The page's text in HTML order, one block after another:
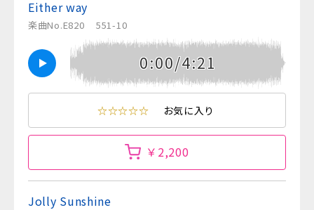
Either way
楽曲No.E820 551-10
0:00/4:21
☆☆☆☆☆ お気に入り
￥2,200
Jolly Sunshine